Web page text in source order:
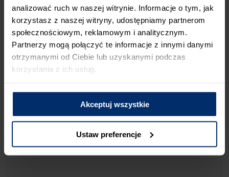
analizować ruch w naszej witrynie. Informacje o tym, jak
korzystasz z naszej witryny, udostępniamy partnerom
społecznościowym, reklamowym i analitycznym.
Partnerzy mogą połączyć te informacje z innymi danymi
otrzymanymi od Ciebie lub uzyskanymi podczas
korzystania z ich usług.
Akceptuj wszystkie
Ustaw preferencje
dane które posiadamy są niepoprawne albo nieaktualne,
możesz zgłosić nam ten fakt przez poniższy formularz:
Powód zgłoszenia
Opis zgłoszenia